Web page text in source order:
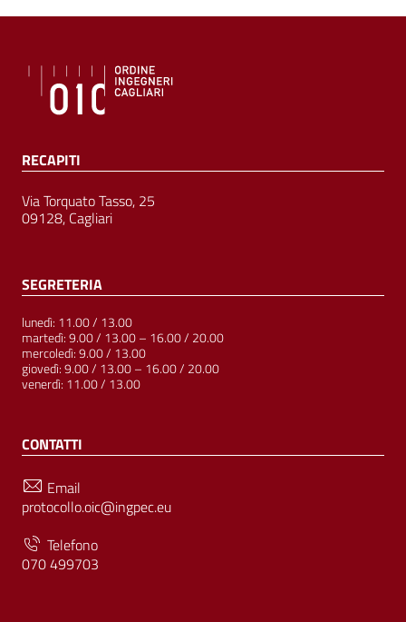
RECAPITI
Via Torquato Tasso, 25
09128, Cagliari
SEGRETERIA
lunedì: 11.00 / 13.00
martedì: 9.00 / 13.00 – 16.00 / 20.00
mercoledì: 9.00 / 13.00
giovedì: 9.00 / 13.00 – 16.00 / 20.00
venerdì: 11.00 / 13.00
CONTATTI
Email
protocollo.oic@ingpec.eu
Telefono
070 499703